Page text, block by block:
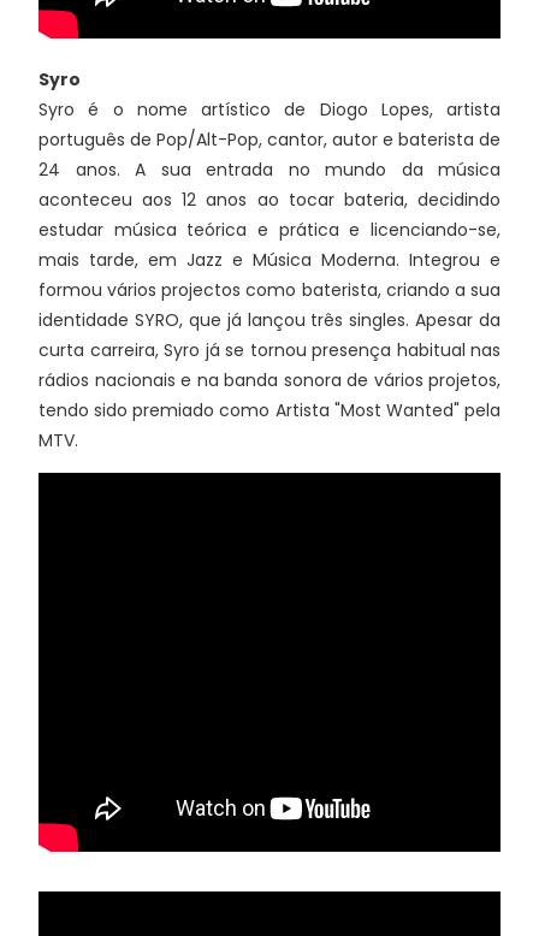
Syro
Syro é o nome artístico de Diogo Lopes, artista
português de Pop/Alt-Pop, cantor, autor e baterista de
24 anos. A sua entrada no mundo da música
aconteceu aos 12 anos ao tocar bateria, decidindo
estudar música teórica e prática e licenciando-se,
mais tarde, em Jazz e Música Moderna. Integrou e
formou vários projectos como baterista, criando a sua
identidade SYRO, que já lançou três singles. Apesar da
curta carreira, Syro já se tornou presença habitual nas
rádios nacionais e na banda sonora de vários projetos,
tendo sido premiado como Artista "Most Wanted" pela
MTV.